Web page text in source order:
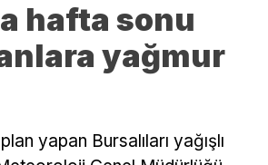
hafta sonu
yağmur
yapan Bursalıları yağışlı